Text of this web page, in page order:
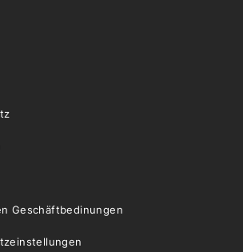
Geschäftbedinungen